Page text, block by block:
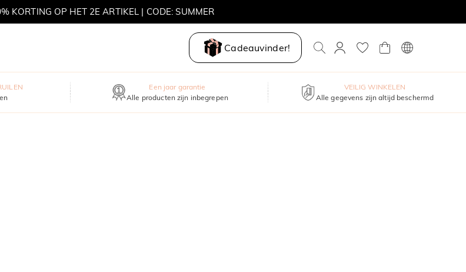
KORTING OP HET 2E ARTIKEL | CODE: SUMMER
| KOOP 3, ONTVANG EEN GRATIS KETTING
Cadeauvinder!
Een jaar garantie
Alle producten zijn inbegrepen
VEILIG WINKELEN
Alle gegevens zijn altijd beschermd